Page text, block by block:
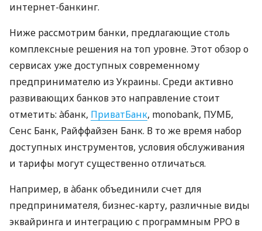
интернет-банкинг.
Ниже рассмотрим банки, предлагающие столь
комплексные решения на топ уровне. Этот обзор о
сервисах уже доступных современному
предпринимателю из Украины. Среди активно
развивающих банков это направление стоит
отметить: àбанк, ПриватБанк, monobank, ПУМБ,
Сенс Банк, Райффайзен Банк. В то же время набор
доступных инструментов, условия обслуживания
и тарифы могут существенно отличаться.
Например, в àбанк объединили счет для
предпринимателя, бизнес-карту, различные виды
эквайринга и интеграцию с программным РРО в